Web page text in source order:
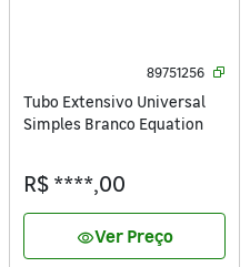
89751256
Tubo Extensivo Universal
Simples Branco Equation
R$ ****,00
visibilityVer Preço